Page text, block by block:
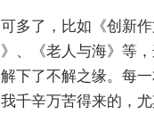
多了，比如《创新
、《老人与海》等
下了不解之缘。每
千辛万苦得来的，